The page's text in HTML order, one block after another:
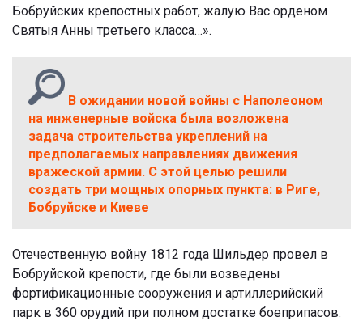
Бобруйских крепостных работ, жалую Вас орденом
Святыя Анны третьего класса…».
В ожидании новой войны с Наполеоном
на инженерные войска была возложена
задача строительства укреплений на
предполагаемых направлениях движения
вражеской армии. С этой целью решили
создать три мощных опорных пункта: в Риге,
Бобруйске и Киеве
Отечественную войну 1812 года Шильдер провел в
Бобруйской крепости, где были возведены
фортификационные сооружения и артиллерийский
парк в 360 орудий при полном достатке боеприпасов.